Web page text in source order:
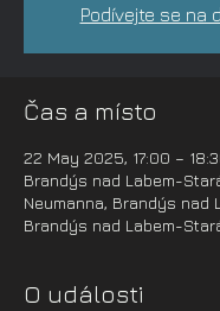
Podívejte se na
Čas a místo
22 May 2025, 17:00 –
Brandýs nad Labem-
Neumanna, Brandýs nad
Brandýs nad Labem-
O události